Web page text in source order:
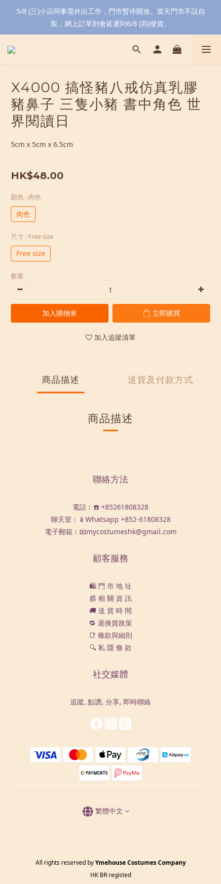
5/8 (三)小店同事需外出工作，門市暫停開放。當天門市不設自
取，網上訂單則會延遲到6/8 (四)發貨。
X4000 搞怪豬八戒仿真乳膠
豬鼻子 三隻小豬 書中角色 世
界閱讀日
5cm x 5cm x 6.5cm
HK$48.00
顏色 : 肉色
肉色
尺寸 : Free size
Free size
數量
加入購物車 立即購買
加入追蹤清單
商品描述 送貨及付款方式
商品描述
聯絡方法
電話︰☎️ +85261808328
聊天室︰📱Whatsapp +852-61808328
電子郵箱︰📧mycostumeshk@gmail.com
顧客服務
🛍️ 門 市 地 址
📰 相 關 資 訊
🚚 送 貨 時 間
🔁 退換貨政策
📑 條款與細則
🔍 私 隱 條 款
社交媒體
追蹤, 點讚, 分享, 即時聯絡
繁體中文
All rights reserved byYmehouse Costumes Company
HK BR registed